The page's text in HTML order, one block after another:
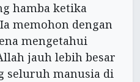
hamba ketika
memohon dengan
mengetahui
jauh lebih besar
seluruh manusia di